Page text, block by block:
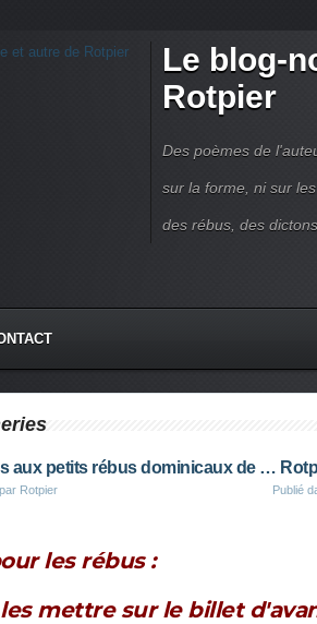
Le blog-
Rotpier
Des poèmes de
sur la forme, ni sur
des rébus, des
aux petits rébus dominicaux de …
Rotpier Publié
les rébus :
mettre sur le billet